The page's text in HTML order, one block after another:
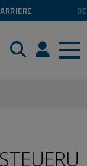
DE
Suche Login /